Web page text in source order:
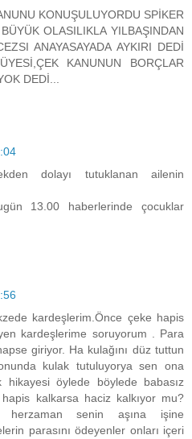
KONUŞULUYORDU SPİKER
OLASILIKLA YILBAŞINDAN
ANAYASAYADA AYKIRI DEDİ
KANUNUN BORÇLAR
DEDİ...
dolayı tutuklanan ailenin
13.00 haberlerinde çocuklar
kardeşlerim.Önce çeke hapis
kardeşlerime soruyorum . Para
giriyor. Ha kulağını düz tuttun
kulak tutuluyorya sen ona
hikayesi öylede böylede babasız
hapis kalkarsa haciz kalkıyor mu?
herzaman senin aşına işine
parasını ödeyenler onları içeri